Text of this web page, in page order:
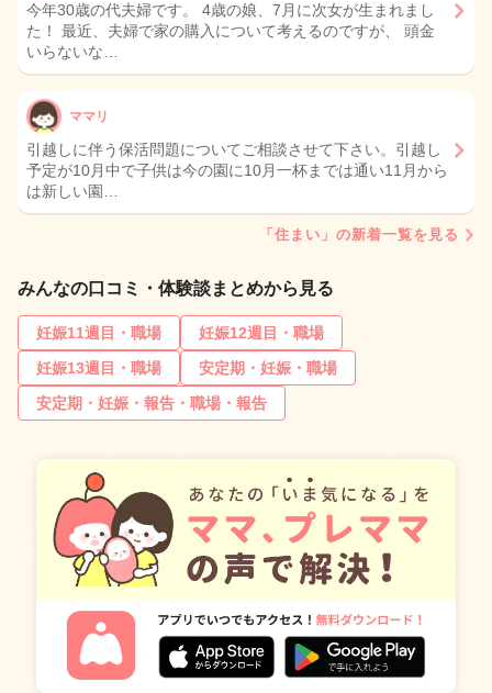
今年30歳の代夫婦です。 4歳の娘、7月に次女が生まれまし
た！ 最近、夫婦で家の購入について考えるのですが、 頭金
いらないな…
ママリ
引越しに伴う保活問題についてご相談させて下さい。引越し
予定が10月中で子供は今の園に10月一杯までは通い11月から
は新しい園…
「住まい」の新着一覧を見る
みんなの口コミ・体験談まとめから見る
妊娠11週目・職場
妊娠12週目・職場
妊娠13週目・職場
安定期・妊娠・職場
安定期・妊娠・報告・職場・報告